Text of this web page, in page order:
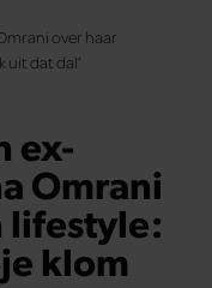
over haar
uit dat dal’
ex-
Omrani
lifestyle:
klom